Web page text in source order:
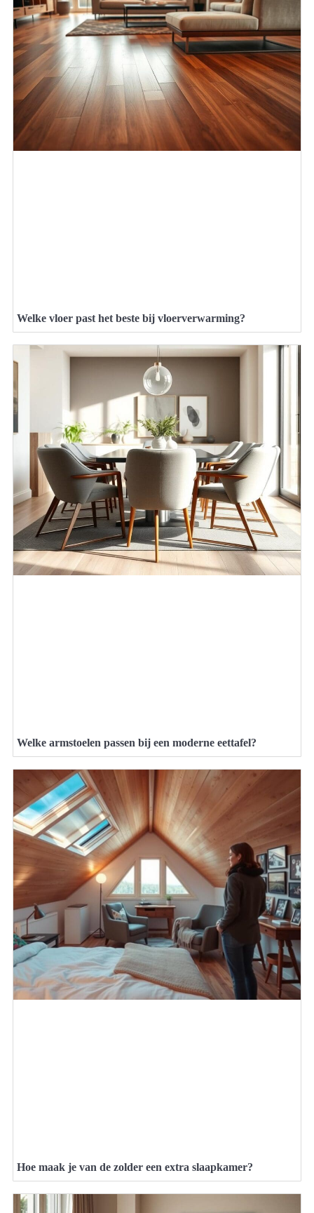
Welke vloer past het beste bij vloerverwarming?
Welke armstoelen passen bij een moderne eettafel?
Hoe maak je van de zolder een extra slaapkamer?